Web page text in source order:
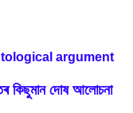
argument
কিছুমান দোষ আলোচনা